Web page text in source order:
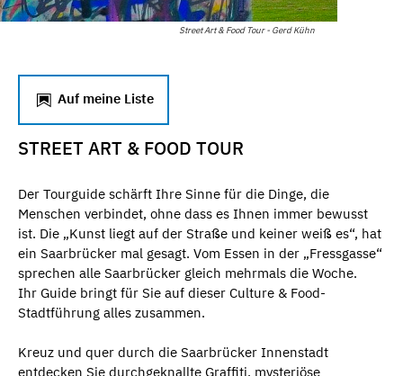
Street Art & Food Tour - Gerd Kühn
Auf meine Liste
STREET ART & FOOD TOUR
Der Tourguide schärft Ihre Sinne für die Dinge, die
Menschen verbindet, ohne dass es Ihnen immer bewusst
ist. Die „Kunst liegt auf der Straße und keiner weiß es“, hat
ein Saarbrücker mal gesagt. Vom Essen in der „Fressgasse“
sprechen alle Saarbrücker gleich mehrmals die Woche.
Ihr Guide bringt für Sie auf dieser Culture & Food-
Stadtführung alles zusammen.
Kreuz und quer durch die Saarbrücker Innenstadt
entdecken Sie durchgeknallte Graffiti, mysteriöse